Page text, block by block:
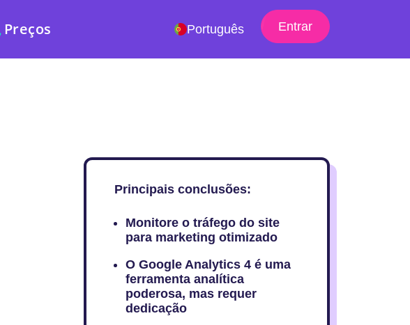
Preços Português Entrar
Principais conclusões:
Monitore o tráfego do site
para marketing otimizado
O Google Analytics 4 é uma
ferramenta analítica
poderosa, mas requer
dedicação